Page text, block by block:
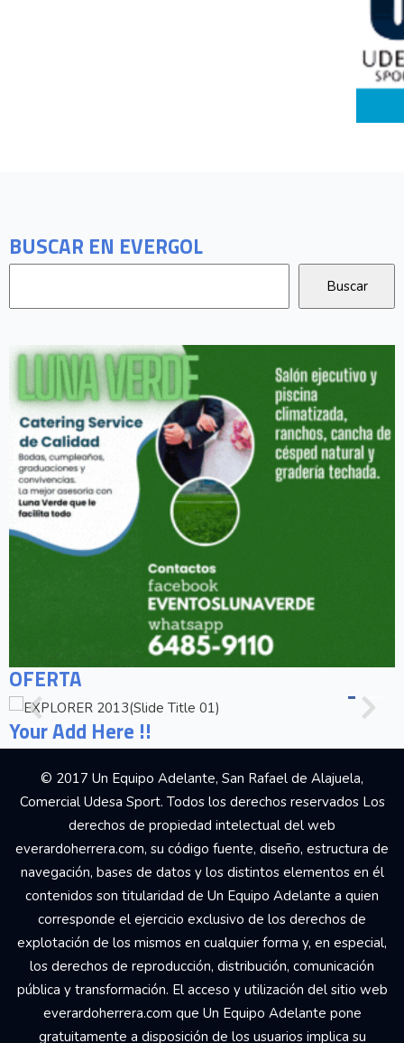
BUSCAR EN EVERGOL
OFERTA
Your Add Here !!
© 2017 Un Equipo Adelante, San Rafael de Alajuela,
Comercial Udesa Sport. Todos los derechos reservados Los
derechos de propiedad intelectual del web
everardoherrera.com, su código fuente, diseño, estructura de
navegación, bases de datos y los distintos elementos en él
contenidos son titularidad de Un Equipo Adelante a quien
corresponde el ejercicio exclusivo de los derechos de
explotación de los mismos en cualquier forma y, en especial,
los derechos de reproducción, distribución, comunicación
pública y transformación. El acceso y utilización del sitio web
everardoherrera.com que Un Equipo Adelante pone
gratuitamente a disposición de los usuarios implica su